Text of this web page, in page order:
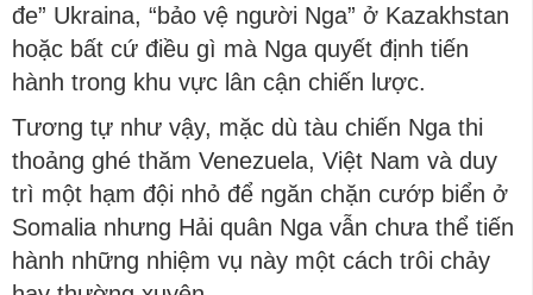
đe” Ukraina, “bảo vệ người Nga” ở Kazakhstan
hoặc bất cứ điều gì mà Nga quyết định tiến
hành trong khu vực lân cận chiến lược.
Tương tự như vậy, mặc dù tàu chiến Nga thi
thoảng ghé thăm Venezuela, Việt Nam và duy
trì một hạm đội nhỏ để ngăn chặn cướp biển ở
Somalia nhưng Hải quân Nga vẫn chưa thể tiến
hành những nhiệm vụ này một cách trôi chảy